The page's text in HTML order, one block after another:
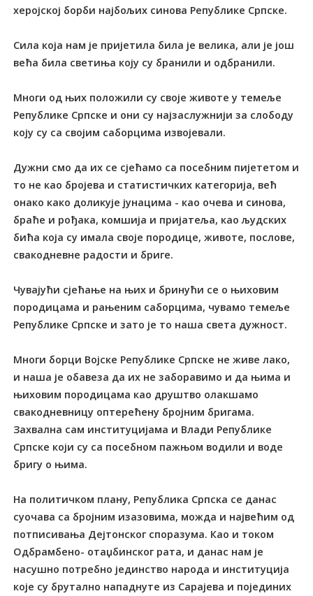
херојској борби најбољих синова Републике Српске.
Сила која нам је пријетила била је велика, али је још
већа била светиња коју су бранили и одбранили.
Многи од њих положили су своје животе у темеље
Републике Српске и они су најзаслужнији за слободу
коју су са својим саборцима извојевали.
Дужни смо да их се сјећамо са посебним пијететом и
то не као бројева и статистичких категорија, већ
онако како доликује јунацима - као очева и синова,
браће и рођака, комшија и пријатеља, као људских
бића која су имала своје породице, животе, послове,
свакодневне радости и бриге.
Чувајући сјећање на њих и бринући се о њиховим
породицама и рањеним саборцима, чувамо темеље
Републике Српске и зато је то наша света дужност.
Многи борци Војске Републике Српске не живе лако,
и наша је обавеза да их не заборавимо и да њима и
њиховим породицама као друштво олакшамо
свакодневницу оптерећену бројним бригама.
Захвална сам институцијама и Влади Републике
Српске који су са посебном пажњом водили и воде
бригу о њима.
На политичком плану, Република Српска се данас
суочава са бројним изазовима, можда и највећим од
потписивања Дејтонског споразума. Као и током
Одбрамбено- отаџбинског рата, и данас нам је
насушно потребно јединство народа и институција
које су брутално нападнуте из Сарајева и појединих